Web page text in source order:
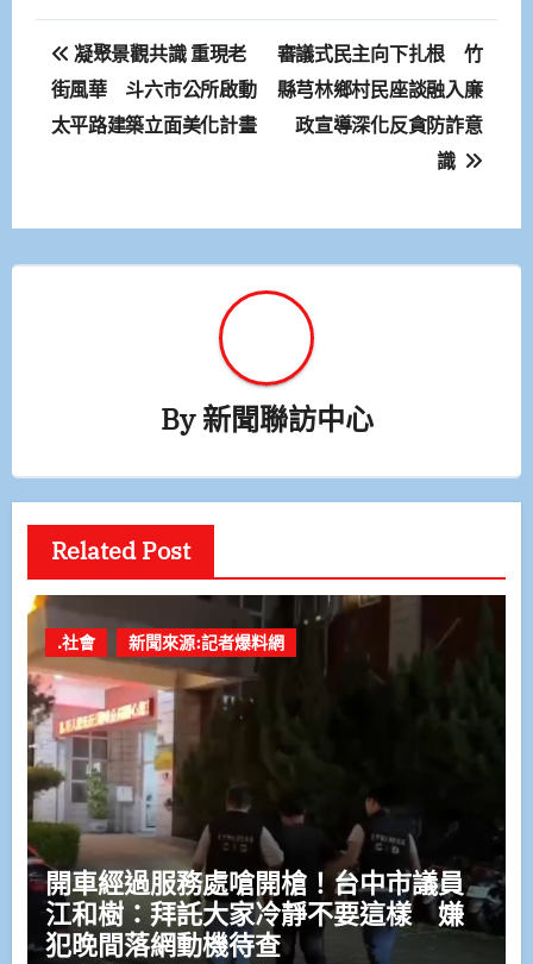
文
章
導
凝聚景觀共識 重現老
街風華 斗六市公所啟動
太平路建築立面美化計畫
審議式民主向下扎根 竹
縣芎林鄉村民座談融入廉
政宣導深化反貪防詐意
識
By新聞聯訪中心
Related Post
.社會 新聞來源:記者爆料網
開車經過服務處嗆開槍！台中市議員
江和樹：拜託大家冷靜不要這樣 嫌
犯晚間落網動機待查